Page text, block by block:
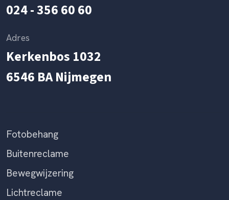
024 - 356 60 60
Adres
Kerkenbos 1032
6546 BA Nijmegen
Fotobehang
Buitenreclame
Bewegwijzering
Lichtreclame